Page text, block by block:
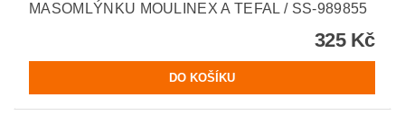
MASOMLÝNKU MOULINEX A TEFAL / SS-989855
325 Kč